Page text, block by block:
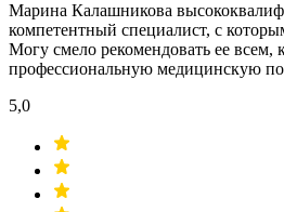
Марина Калашникова
компетентный специалист, с
Могу смело рекомендовать ее всем,
профессиональную медицинскую
5,0